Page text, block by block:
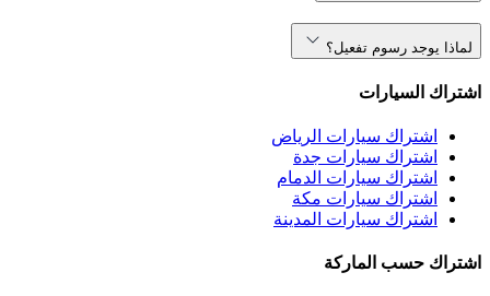
لماذا يوجد رسوم تفعيل؟
اشتراك السيارات
اشتراك سيارات الرياض
اشتراك سيارات جدة
اشتراك سيارات الدمام
اشتراك سيارات مكة
اشتراك سيارات المدينة
اشتراك حسب الماركة